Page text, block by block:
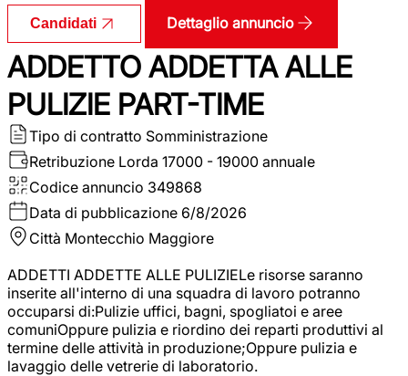
Candidati Dettaglio annuncio
ADDETTO ADDETTA ALLE
PULIZIE PART-TIME
Tipo di contratto Somministrazione
Retribuzione Lorda 17000 - 19000 annuale
Codice annuncio 349868
Data di pubblicazione 6/8/2026
Città Montecchio Maggiore
ADDETTI ADDETTE ALLE PULIZIELe risorse saranno
inserite all'interno di una squadra di lavoro potranno
occuparsi di:Pulizie uffici, bagni, spogliatoi e aree
comuniOppure pulizia e riordino dei reparti produttivi al
termine delle attività in produzione;Oppure pulizia e
lavaggio delle vetrerie di laboratorio.